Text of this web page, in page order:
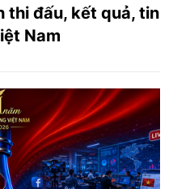
thi đấu, kết quả, tin
Nam